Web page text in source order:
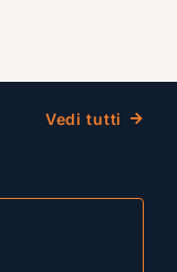
Vedi tutti